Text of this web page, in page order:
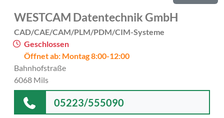
WESTCAM Datentechnik GmbH
CAD/CAE/CAM/PLM/PDM/CIM-Systeme
Geschlossen
Öffnet ab: Montag 8:00-12:00
Bahnhofstraße
6068 Mils
05223/555090